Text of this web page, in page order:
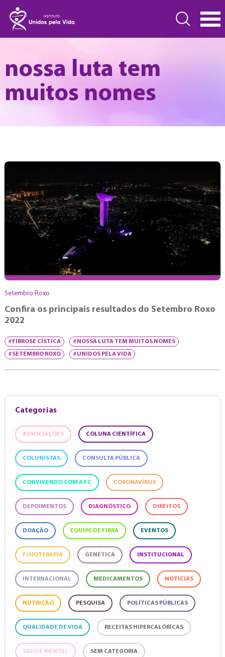
nossa luta tem
muitos nomes
Setembro Roxo
Confira os principais resultados do Setembro Roxo
2022
#FIBROSE CÍSTICA #NOSSA LUTA TEM MUITOS NOMES
#SETEMBRO ROXO #UNIDOS PELA VIDA
Categorias
ASSOCIAÇÕES COLUNA CIENTÍFICA
COLUNISTAS CONSULTA PÚBLICA
CONVIVENDO COM A FC CORONAVÍRUS
DEPOIMENTOS DIAGNÓSTICO DIREITOS
DOAÇÃO EQUIPE DE FIBRA EVENTOS
FISIOTERAPIA GENÉTICA INSTITUCIONAL
INTERNACIONAL MEDICAMENTOS NOTÍCIAS
NUTRIÇÃO PESQUISA POLÍTICAS PÚBLICAS
QUALIDADE DE VIDA RECEITAS HIPERCALÓRICAS
SAÚDE MENTAL SEM CATEGORIA